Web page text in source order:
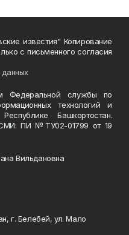
известия" Копирование
с письменного согласия
Федеральной службы по
технологий и
Башкортостан.
СМИ: ПИ №ТУ02-01799 от 19
Вильдановна
г. Белебей, ул. Мало